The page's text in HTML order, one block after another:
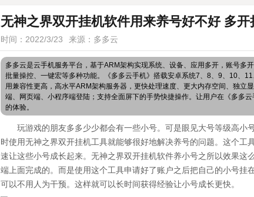
无神之界双开挂机软件用来养号好不好 多
时间：2022/3/23 来源：多多云
多多云是云手机服务平台，基于ARM架构实现系统、设备、应用多开，账号多
批量操控、一键宏等多种功能。《多多云手机》搭载安卓系统7、8、9、10、
用兼容性更高，高水平ARM架构服务器，更快处理速度、更大内存空间、独立
端、网页端、小程序端登陆；支持全面屏下的手势快捷操作。让用户在《多多
的体验。
玩游戏的朋友多多少少都会有一些小号。可是眼见大号等级高小
时使用无神之界双开挂机工具就能够很好地解决养号的问题。这个工
速让这些小号成长起来。无神之界双开挂机软件养小号之所以效果这
端上面完成的。而是使用这个工具申请好了账户之后把自己的小号挂
可以不用人为干预。这样就可以长时间获得经验让小号成长更快。